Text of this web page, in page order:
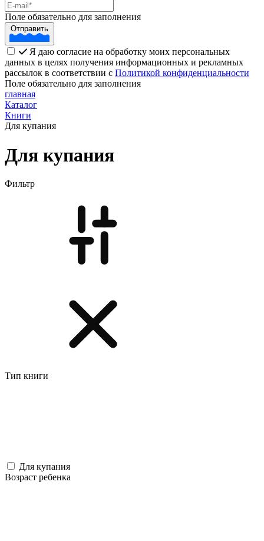
Поле обязательно для заполнения
Отправить
Я даю согласие на обработку моих персональных
данных в целях получения информационных и рекламных
рассылок в соответствии с Политикой конфиденциальности
Поле обязательно для заполнения
главная
Каталог
Книги
Для купания
Для купания
Фильтр
Тип книги
Для купания
Возраст ребенка